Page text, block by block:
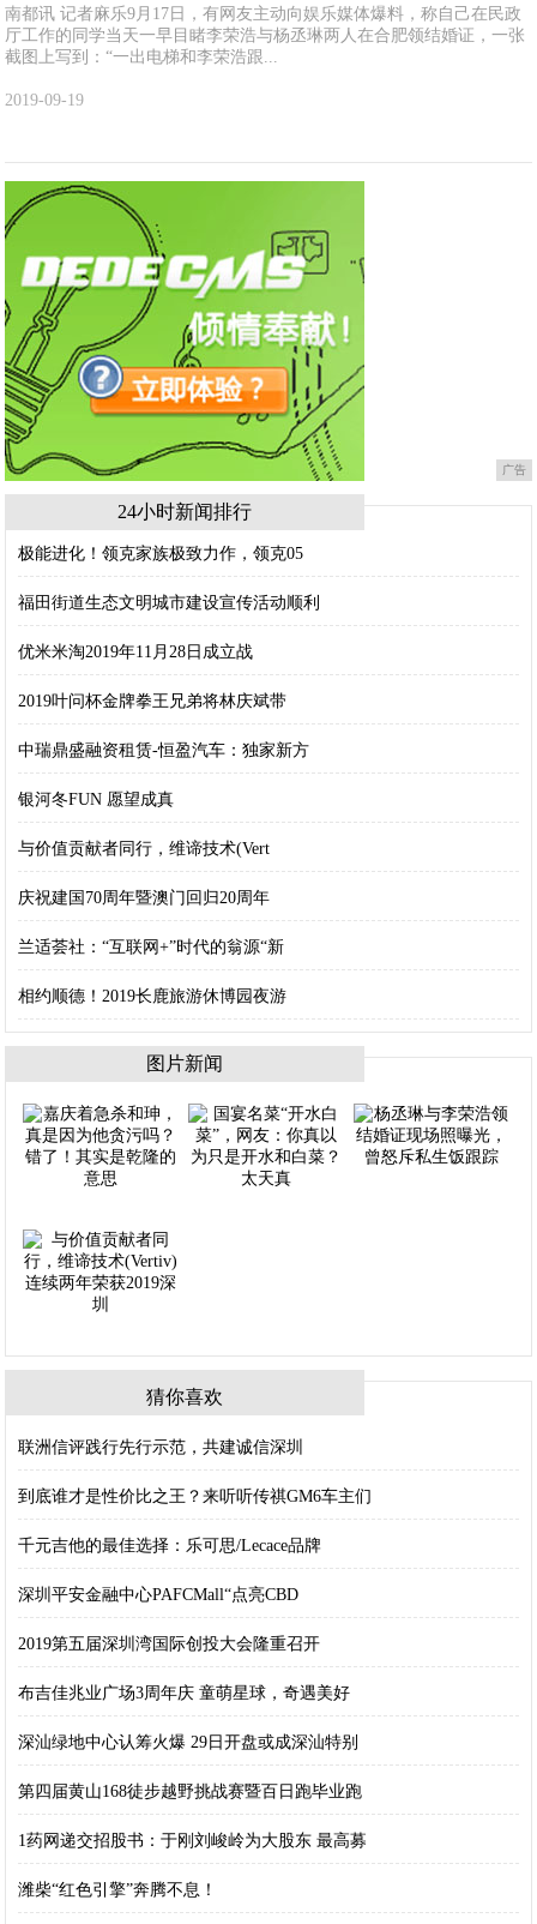
南都讯 记者麻乐9月17日，有网友主动向娱乐媒体爆料，称自己在民政
厅工作的同学当天一早目睹李荣浩与杨丞琳两人在合肥领结婚证，一张
截图上写到：“一出电梯和李荣浩跟...
2019-09-19
广告
24小时新闻排行
极能进化！领克家族极致力作，领克05
福田街道生态文明城市建设宣传活动顺利
优米米淘2019年11月28日成立战
2019叶问杯金牌拳王兄弟将林庆斌带
中瑞鼎盛融资租赁-恒盈汽车：独家新方
银河冬FUN 愿望成真
与价值贡献者同行，维谛技术(Vert
庆祝建国70周年暨澳门回归20周年
兰适荟社：“互联网+”时代的翁源“新
相约顺德！2019长鹿旅游休博园夜游
图片新闻
猜你喜欢
联洲信评践行先行示范，共建诚信深圳
到底谁才是性价比之王？来听听传祺GM6车主们
千元吉他的最佳选择：乐可思/Lecace品牌
深圳平安金融中心PAFCMall“点亮CBD
2019第五届深圳湾国际创投大会隆重召开
布吉佳兆业广场3周年庆 童萌星球，奇遇美好
深汕绿地中心认筹火爆 29日开盘或成深汕特别
第四届黄山168徒步越野挑战赛暨百日跑毕业跑
1药网递交招股书：于刚刘峻岭为大股东 最高募
潍柴“红色引擎”奔腾不息！